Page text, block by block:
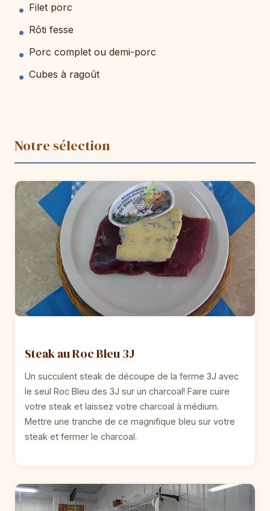
Filet porc
Rôti fesse
Porc complet ou demi-porc
Cubes à ragoût
Notre sélection
Steak au Roc Bleu 3J
Un succulent steak de découpe de la ferme 3J avec
le seul Roc Bleu des 3J sur un charcoal! Faire cuire
votre steak et laissez votre charcoal à médium.
Mettre une tranche de ce magnifique bleu sur votre
steak et fermer le charcoal.